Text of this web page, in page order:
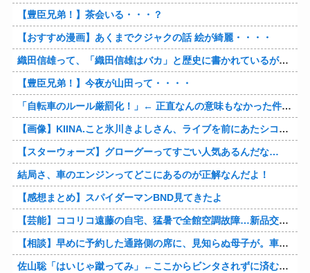
【豊臣兄弟！】茶会いる・・・？
【おすすめ漫画】あくまでクジャクの話 絵が綺麗・・・・
織田信雄って、「織田信雄はバカ」と歴史に書かれているが今まで家が残っているんでバカではないよな？
【豊臣兄弟！】今夜が山田って・・・・
「自転車のルール厳罰化！」← 正直なんの意味もなかった件www
【画像】KIINA.こと氷川きよしさん、ライブを前にあたシコ欲全開www
【スターウォーズ】グローグーってすごい人気あるんだな…
結局さ、車のエンジンってどこにあるのが正解なんだよ！
【感想まとめ】スパイダーマンBND見てきたよ
【芸能】ココリコ遠藤の自宅、猛暑で全館空調故障…新品交換費300万円…高額費用に「高すぎる」
【相談】早めに予約した通路側の席に、見知らぬ母子が。車掌の呼びかけにも「目を閉じて無視」して居座られました。無理やり奪われた席は、結局“やったもん勝ち”になってしまうのでしょうか？
佐山聡「はいじゃ蹴ってみ」←ここからビンタされずに済む方法